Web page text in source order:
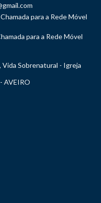
para a Rede Móvel
para a Rede Móvel
Vida Sobrenatural - Igreja
AVEIRO